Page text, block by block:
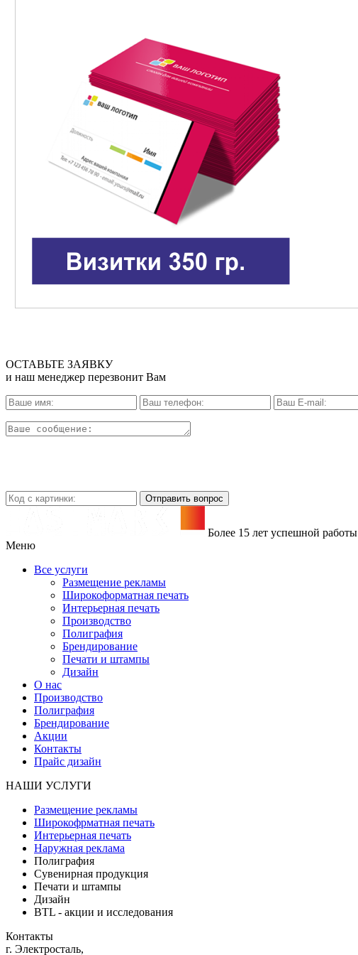
ОСТАВЬТЕ ЗАЯВКУ
и наш менеджер перезвонит Вам
Отправить вопрос
Более 15 лет успешной работы
Меню
Все услуги
Размещение рекламы
Широкофoрматная печать
Интерьерная печать
Производство
Полиграфия
Брендирование
Печати и штампы
Дизайн
О нас
Производство
Полиграфия
Брендирование
Акции
Контакты
Прайс дизайн
НАШИ УСЛУГИ
Размещение рекламы
Широкофрматная печать
Интерьерная печать
Наружная реклама
Полиграфия
Сувенирная продукция
Печати и штампы
Дизайн
BTL - акции и исследования
Контакты
г. Электросталь,